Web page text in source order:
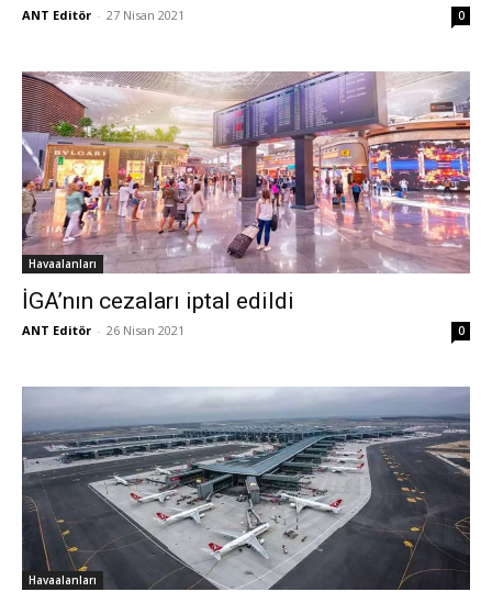
ANT Editör - 27 Nisan 2021 0
Havaalanları
İGA’nın cezaları iptal edildi
ANT Editör - 26 Nisan 2021 0
Havaalanları